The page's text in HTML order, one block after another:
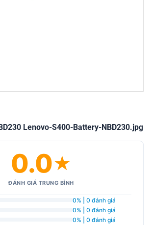
Lenovo-S400-Battery-NBD230.jpg
0.0★
ĐÁNH GIÁ TRUNG BÌNH
0% | 0 đánh giá
0% | 0 đánh giá
0% | 0 đánh giá